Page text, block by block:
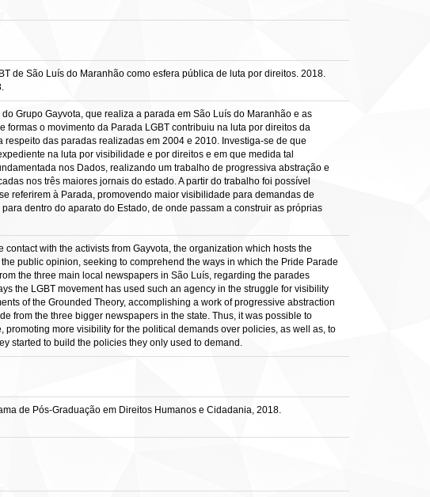
de São Luís do Maranhão como esfera pública de luta por direitos. 2018.
Grupo Gayvota, que realiza a parada em São Luís do Maranhão e as
o movimento da Parada LGBT contribuiu na luta por direitos da
das paradas realizadas em 2004 e 2010. Investiga-se de que
na luta por visibilidade e por direitos e em que medida tal
nos Dados, realizando um trabalho de progressiva abstração e
nos três maiores jornais do estado. A partir do trabalho foi possível
referirem à Parada, promovendo maior visibilidade para demandas de
dentro do aparato do Estado, de onde passam a construir as próprias
with the activists from Gayvota, the organization which hosts the
public opinion, seeking to comprehend the ways in which the Pride Parade
the three main local newspapers in São Luís, regarding the parades
the LGBT movement has used such an agency in the struggle for visibility
of the Grounded Theory, accomplishing a work of progressive abstraction
from the three bigger newspapers in the state. Thus, it was possible to
more visibility for the political demands over policies, as well as, to
started to build the policies they only used to demand.
de Pós-Graduação em Direitos Humanos e Cidadania, 2018.